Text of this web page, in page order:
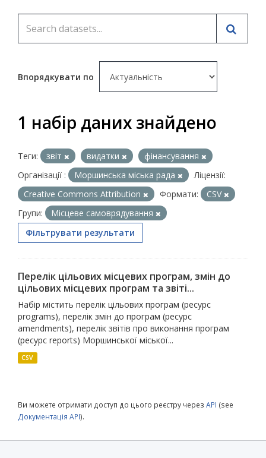
Впорядкувати по
1 набір даних знайдено
Теги: звіт видатки
фінансування
Організації :
Моршинська міська рада
Ліцензії:
Creative Commons Attribution
Формати:
CSV
Групи:
Місцеве самоврядування
Фільтрувати результати
Перелік цільових місцевих програм, змін до
цільових місцевих програм та звіті...
Набір містить перелік цільових програм (ресурс
programs), перелік змін до програм (ресурс
amendments), перелік звітів про виконання програм
(ресурс reports) Моршинської міської...
CSV
Ви можете отримати доступ до цього реєстру через API (see
Документація API).